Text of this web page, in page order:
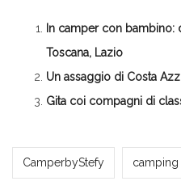
in
una
finestra)
in
nuova
finestra)
apre
in
nuova
finestra)
apre
in
In camper con bambino:
Toscana, Lazio
Un assaggio di Costa
Gita coi compagni di
*Redazione*
CamperbyStefy
camping